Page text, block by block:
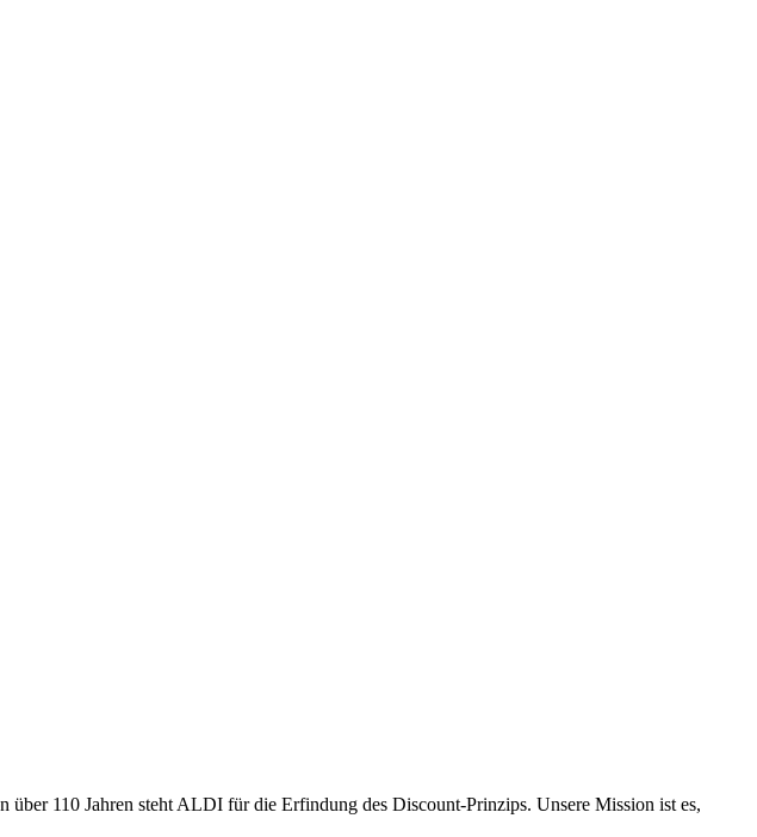
110 Jahren steht ALDI für die Erfindung des Discount-Prinzips. Unsere Mission ist es,